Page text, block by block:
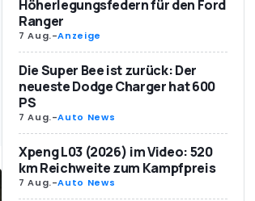
Höherlegungsfedern für den Ford
Ranger
7 Aug.-Anzeige
Die Super Bee ist zurück: Der
neueste Dodge Charger hat 600
PS
7 Aug.-Auto News
Xpeng L03 (2026) im Video: 520
km Reichweite zum Kampfpreis
7 Aug.-Auto News